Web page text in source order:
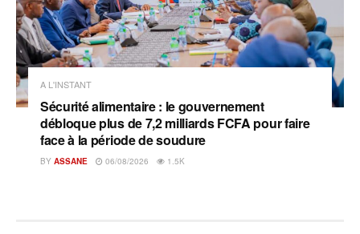
A L'INSTANT
Sécurité alimentaire : le gouvernement
débloque plus de 7,2 milliards FCFA pour faire
face à la période de soudure
BY ASSANE 06/08/2026 1.5K